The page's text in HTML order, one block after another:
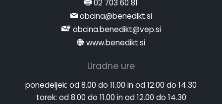
02 703 60 81
obcina@benedikt.si
obcina.benedikt@vep.si
www.benedikt.si
Uradne ure
ponedeljek: od 8.00 do 11.00 in od 12.00 do 14.30
torek: od 8.00 do 11.00 in od 12.00 do 14.30